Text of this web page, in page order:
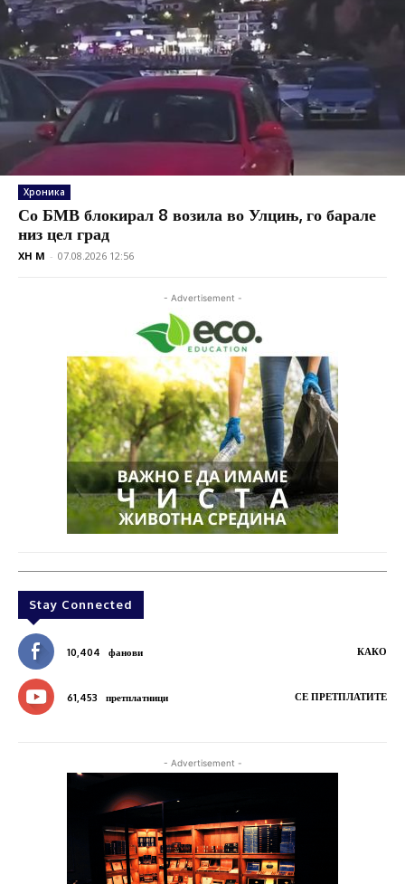
Хроника
Со БМВ блокирал 8 возила во Улцињ, го барале
низ цел град
XH M - 07.08.2026 12:56
- Advertisement -
Stay Connected
10,404 фанови КАКО
61,453 претплатници СЕ ПРЕТПЛАТИТЕ
- Advertisement -